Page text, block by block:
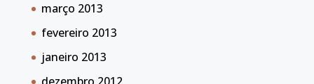
março 2013
fevereiro 2013
janeiro 2013